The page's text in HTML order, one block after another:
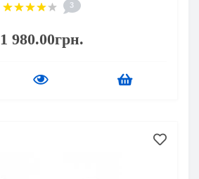
3
1 980.00грн.